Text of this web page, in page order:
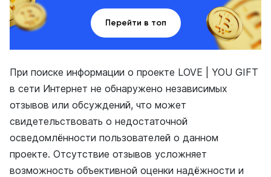
Перейти в топ
При поиске информации о проекте LOVE | YOU GIFT
в сети Интернет не обнаружено независимых
отзывов или обсуждений, что может
свидетельствовать о недостаточной
осведомлённости пользователей о данном
проекте. Отсутствие отзывов усложняет
возможность объективной оценки надёжности и